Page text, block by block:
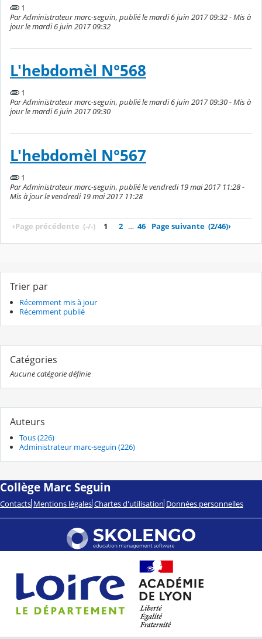
1
Par Administrateur marc-seguin, publié le mardi 6 juin 2017 09:32 - Mis à
jour le mardi 6 juin 2017 09:32
L'hebdomèl N°568
1
Par Administrateur marc-seguin, publié le mardi 6 juin 2017 09:30 - Mis à
jour le mardi 6 juin 2017 09:30
L'hebdomèl N°567
1
Par Administrateur marc-seguin, publié le vendredi 19 mai 2017 11:28 -
Mis à jour le vendredi 19 mai 2017 11:28
‹Page précédente (-/-) 1 2 … 46 Page suivante (2/46)›
Trier par
Récemment mis à jour
Récemment publié
Catégories
Aucune catégorie définie
Auteurs
Tous (226)
Administrateur marc-seguin (226)
Collège Marc Seguin
Contacts Mentions légales Chartes d'utilisation Données personnelles